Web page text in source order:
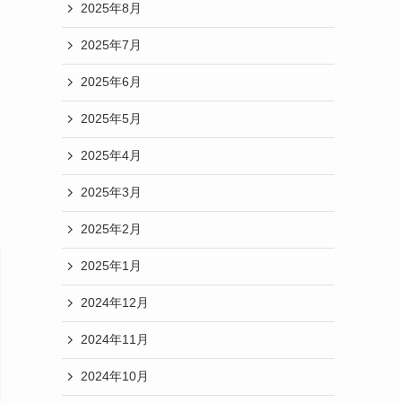
2025年8月
2025年7月
2025年6月
2025年5月
2025年4月
2025年3月
2025年2月
2025年1月
2024年12月
2024年11月
2024年10月